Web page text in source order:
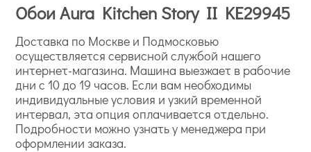
Обои Aura Kitchen Story II KE29945
Доставка по Москве и Подмосковью
осуществляется сервисной службой нашего
интернет-магазина. Машина выезжает в рабочие
дни с 10 до 19 часов. Если вам необходимы
индивидуальные условия и узкий временной
интервал, эта опция оплачивается отдельно.
Подробности можно узнать у менеджера при
оформлении заказа.